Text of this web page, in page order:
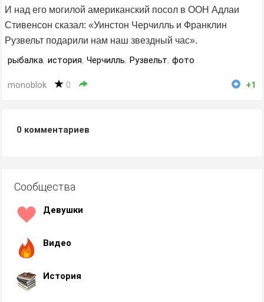
И над его могилой американский посол в ООН Адлаи
Стивенсон сказал: «Уинстон Черчилль и Франклин
Рузвельт подарили нам наш звездный час».
рыбалка, история, Черчилль, Рузвельт, фото
monoblok 0 +1
0 комментариев
Сообщества
Девушки
Видео
История